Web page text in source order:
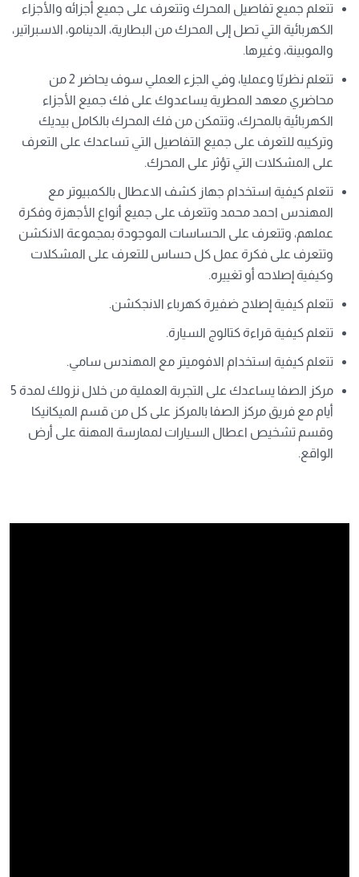
تتعلم جميع تفاصيل المحرك وتتعرف على جميع أجزائه والأجزاء
الكهربائية التي تصل إلى المحرك من البطارية، الدينامو، الاسبراتير،
والموبينة، وغيرها.
تتعلم نظريًا وعمليا، وفي الجزء العملي سوف يحاضر 2 من
محاضري معهد المطرية يساعدوك على فك جميع الأجزاء
الكهربائية بالمحرك، وتتمكن من فك المحرك بالكامل بيديك
وتركيبه للتعرف على جميع التفاصيل التي تساعدك على التعرف
على المشكلات التي تؤثر على المحرك.
تتعلم كيفية استخدام جهاز كشف الاعطال بالكمبيوتر مع
المهندس احمد محمد وتتعرف على جميع أنواع الأجهزة وفكرة
عملهم، وتتعرف على الحساسات الموجودة بمجموعة الانكشن
وتتعرف على فكرة عمل كل حساس للتعرف على المشكلات
وكيفية إصلاحه أو تغييره.
تتعلم كيفية إصلاح ضفيرة كهرباء الانجكشن.
تتعلم كيفية قراءة كتالوج السيارة.
تتعلم كيفية استخدام الافوميتر مع المهندس سامي.
مركز الصفا يساعدك على التجربة العملية من خلال نزولك لمدة 5
أيام مع فريق مركز الصفا بالمركز على كل من قسم الميكانيكا
وقسم تشخيص اعطال السيارات لممارسة المهنة على أرض
الواقع.